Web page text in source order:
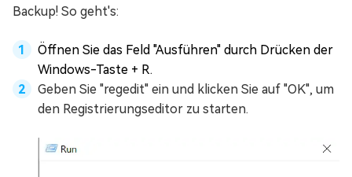
Backup! So geht's:
Öffnen Sie das Feld "Ausführen" durch Drücken der
Windows-Taste + R.
Geben Sie "regedit" ein und klicken Sie auf "OK", um
den Registrierungseditor zu starten.